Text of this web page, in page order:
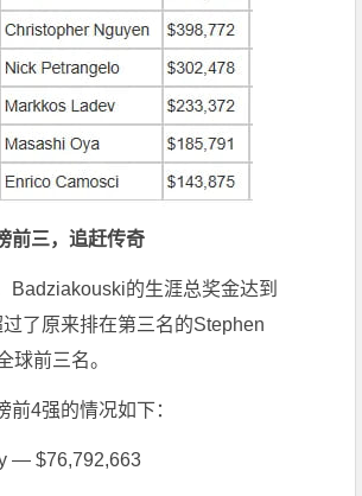
前三，追赶传奇
Badziakouski的生涯总奖金达到
了原来排在第三名的Stephen
球前三名。
前4强的情况如下：
— $76,792,663